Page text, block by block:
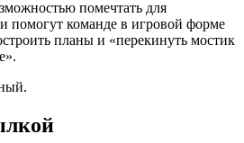
помечтать для
помогут команде в игровой форме
планы и «перекинуть мостик